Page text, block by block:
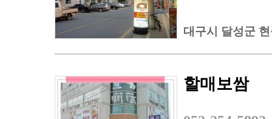
대구시 달성군
할매보쌈